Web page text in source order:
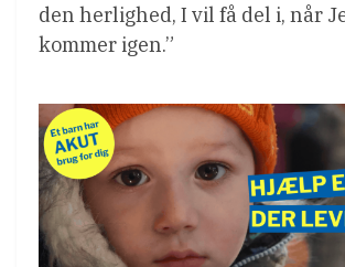
den herlighed, I vil få del i, når
kommer igen.”